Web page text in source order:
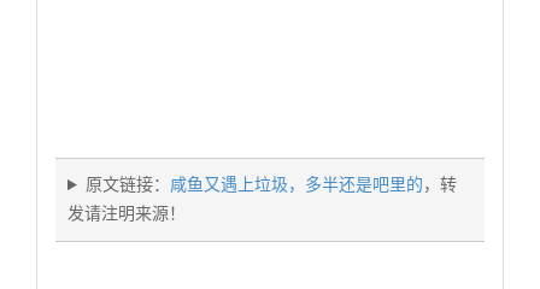
原文链接： 咸鱼又遇上垃圾，多半还是吧里的 ，转
发请注明来源！